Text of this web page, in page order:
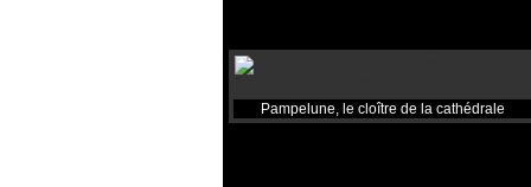
Pampelune, le cloître de la cathédrale